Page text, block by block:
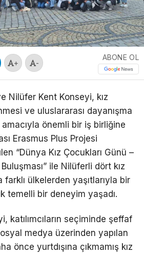
+ -
ABONE OL
Nilüfer Kent Konseyi, kız
ve uluslararası dayanışma
önemli bir iş birliğine
Erasmus Plus Projesi
“Dünya Kız Çocukları Günü –
ile Nilüferli dört kız
farklı ülkelerden yaşıtlarıyla bir
temelli bir deneyim yaşadı.
katılımcıların seçiminde şeffaf
medya üzerinden yapılan
önce yurtdışına çıkmamış kız